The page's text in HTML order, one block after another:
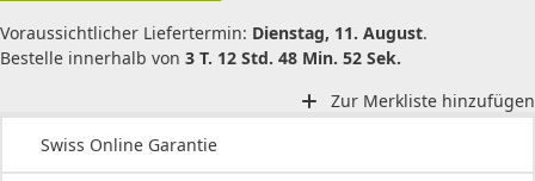
Voraussichtlicher Liefertermin: Dienstag, 11. August.
Bestelle innerhalb von 3 T. 12 Std. 48 Min. 52 Sek.
Zur Merkliste hinzufügen
Swiss Online Garantie